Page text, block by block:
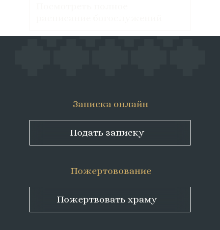
Пожертвовать храму
Подать записку
Пожертовование
Записка онлайн